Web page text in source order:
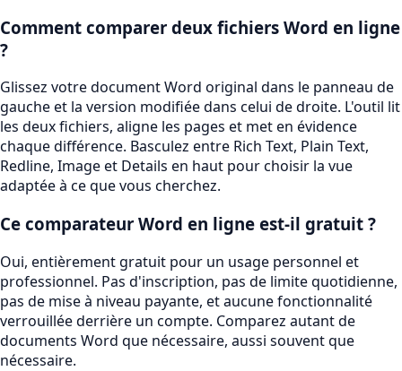
Comment comparer deux fichiers Word en ligne
?
Glissez votre document Word original dans le panneau de
gauche et la version modifiée dans celui de droite. L'outil lit
les deux fichiers, aligne les pages et met en évidence
chaque différence. Basculez entre Rich Text, Plain Text,
Redline, Image et Details en haut pour choisir la vue
adaptée à ce que vous cherchez.
Ce comparateur Word en ligne est-il gratuit ?
Oui, entièrement gratuit pour un usage personnel et
professionnel. Pas d'inscription, pas de limite quotidienne,
pas de mise à niveau payante, et aucune fonctionnalité
verrouillée derrière un compte. Comparez autant de
documents Word que nécessaire, aussi souvent que
nécessaire.